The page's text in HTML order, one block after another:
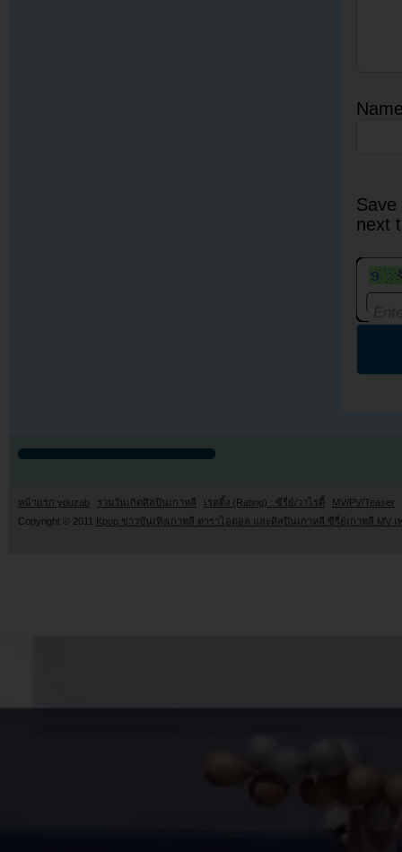
next
หน้าแรก youzab รวมวันเกิดศิลปินเกาหลี เรตติ้ง (Rating) : ซีรี่ย์/วาไรตี้
MV/PV/Teaser
Copyright © 2011 Kpop ข่าวบันเทิงเกาหลี ดาราไอดอล และศิลปินเกาหลี ซีรี่ย์เกาหลี MV